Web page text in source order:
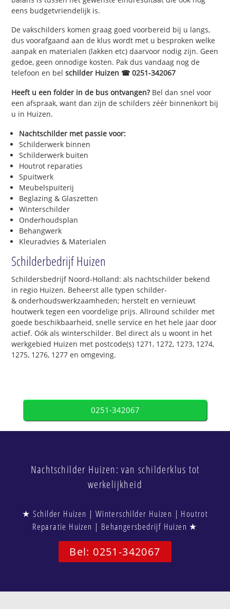
eens budgetvriendelijk is.
De vakschilders komen graag goed voorbereid bij u langs,
dus voorafgaand aan de klus wordt met u besproken welke
aanpak en materialen (lakken etc) daarvoor nodig zijn. Geen
gedoe, geen onnodige kosten. Pak dus vandaag nog de
telefoon en belschilder Huizen ☎ 0251-342067
Heeft u een folder in de bus ontvangen?Bel dan snel voor
een afspraak, want dan zijn de schilders zéér binnenkort bij
u in Huizen.
Nachtschilder met passie voor:
Schilderwerk binnen
Schilderwerk buiten
Houtrot reparaties
Spuitwerk
Meubelspuiterij
Beglazing & Glaszetten
Winterschilder
Onderhoudsplan
Behangwerk
Kleuradvies & Materialen
Schilderbedrijf Huizen
Schildersbedrijf Noord-Holland: als nachtschilder bekend
in regio Huizen. Beheerst alle typen schilder-
& onderhoudswerkzaamheden; herstelt en vernieuwt
houtwerk tegen een voordelige prijs. Allround schilder met
goede beschikbaarheid, snelle service en het hele jaar door
actief. Oók als winterschilder. Bel direct als u woont in het
werkgebied Huizen met postcode(s) 1271, 1272, 1273, 1274,
1275, 1276, 1277 en omgeving.
0251-342067
Nachtschilder Huizen: van schilderklus tot
werkelijkheid
★ Schilder Huizen | Winterschilder Huizen | Houtrot
Reparatie Huizen | Behangersbedrijf Huizen ★
Bel: 0251-342067